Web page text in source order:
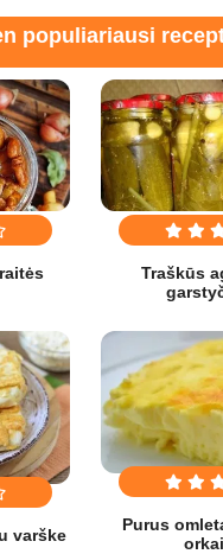
populiariausi
Traškūs
varške
Purus